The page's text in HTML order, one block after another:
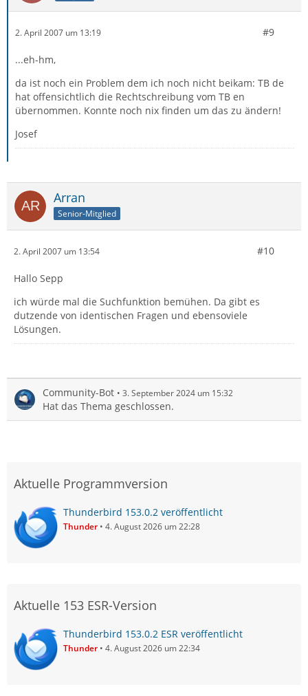
2. April 2007 um 13:19 #9
...eh-hm,
da ist noch ein Problem dem ich noch nicht beikam: TB de
hat offensichtlich die Rechtschreibung vom TB en
übernommen. Konnte noch nix finden um das zu ändern!
Josef
Arran
Senior-Mitglied
2. April 2007 um 13:54 #10
Hallo Sepp
ich würde mal die Suchfunktion bemühen. Da gibt es
dutzende von identischen Fragen und ebensoviele
Lösungen.
Community-Bot 3. September 2024 um 15:32
Hat das Thema geschlossen.
Aktuelle Programmversion
Thunderbird 153.0.2 veröffentlicht
Thunder 4. August 2026 um 22:28
Aktuelle 153 ESR-Version
Thunderbird 153.0.2 ESR veröffentlicht
Thunder 4. August 2026 um 22:34